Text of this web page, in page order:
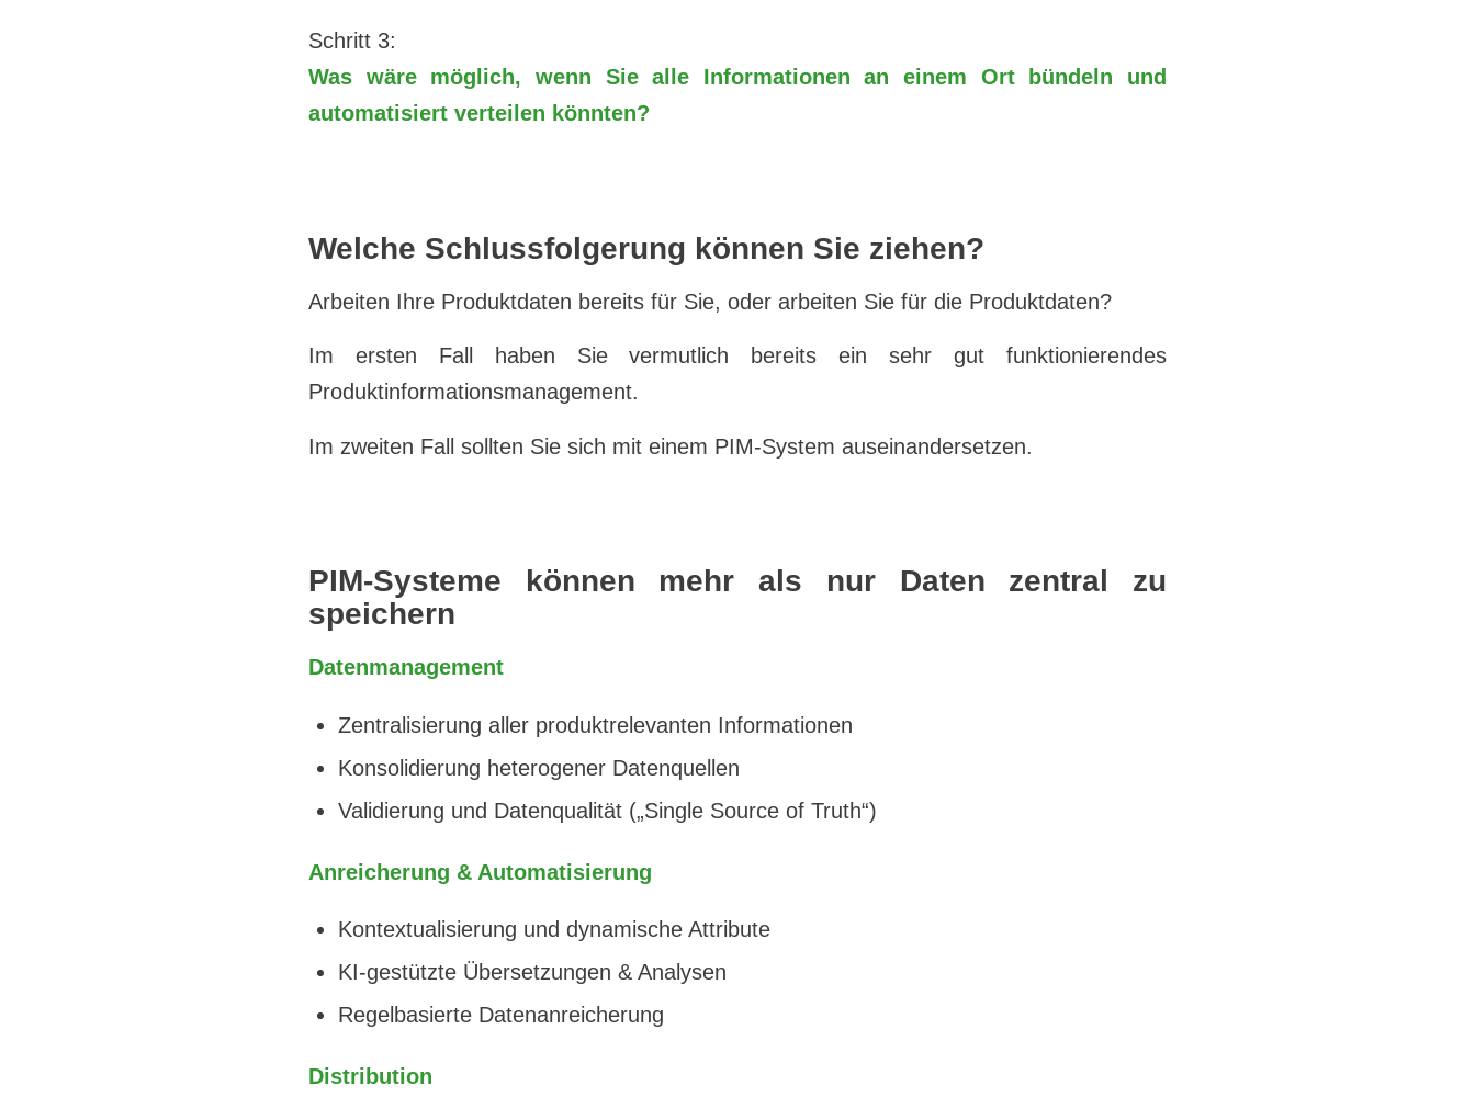
Schritt 3:
Was wäre möglich, wenn Sie alle Informationen an einem Ort bündeln und
automatisiert verteilen könnten?
Welche Schlussfolgerung können Sie ziehen?
Arbeiten Ihre Produktdaten bereits für Sie, oder arbeiten Sie für die Produktdaten?
Im ersten Fall haben Sie vermutlich bereits ein sehr gut funktionierendes
Produktinformationsmanagement.
Im zweiten Fall sollten Sie sich mit einem PIM-System auseinandersetzen.
PIM-Systeme können mehr als nur Daten zentral zu
speichern
Datenmanagement
Zentralisierung aller produktrelevanten Informationen
Konsolidierung heterogener Datenquellen
Validierung und Datenqualität („Single Source of Truth“)
Anreicherung & Automatisierung
Kontextualisierung und dynamische Attribute
KI-gestützte Übersetzungen & Analysen
Regelbasierte Datenanreicherung
Distribution